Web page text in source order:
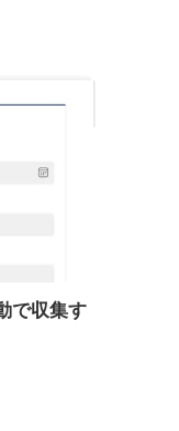
で収集す